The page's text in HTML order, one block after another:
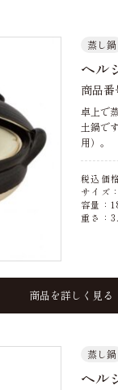
蒸し鍋
ヘル
商品
卓上で
土鍋で
用）。
税込価
サイズ
容量：
重さ：
商品を詳しく見る
蒸し鍋
ヘル